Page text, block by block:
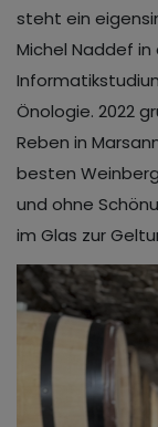
steht ein
Michel Naddef in
Önologie. 2022
Reben in
besten
und ohne
im Glas zur